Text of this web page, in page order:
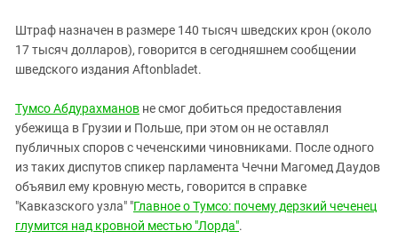
Штраф назначен в размере 140 тысяч шведских крон (около
17 тысяч долларов), говорится в сегодняшнем сообщении
шведского издания Aftonbladet.
Тумсо Абдурахманов не смог добиться предоставления
убежища в Грузии и Польше, при этом он не оставлял
публичных споров с чеченскими чиновниками. После одного
из таких диспутов спикер парламента Чечни Магомед Даудов
объявил ему кровную месть, говорится в справке
"Кавказского узла" "Главное о Тумсо: почему дерзкий чеченец
глумится над кровной местью "Лорда".